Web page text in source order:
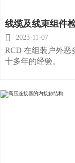
线缆及线束组件
 2023-11-07
RCD 在组装户外恶
十多年的经验。